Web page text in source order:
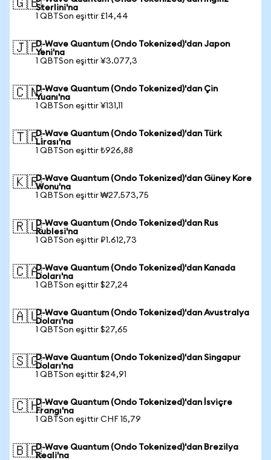
🇬🇧Sterlini'na
1 QBTSon eşittir £14,44
🇯🇵D-Wave Quantum (Ondo Tokenized)'dan Japon
Yeni'na
1 QBTSon eşittir ¥3.077,3
🇨🇳D-Wave Quantum (Ondo Tokenized)'dan Çin
Yuanı'na
1 QBTSon eşittir ¥131,11
🇹🇷D-Wave Quantum (Ondo Tokenized)'dan Türk
Lirası'na
1 QBTSon eşittir ₺926,88
🇰🇷D-Wave Quantum (Ondo Tokenized)'dan Güney Kore
Wonu'na
1 QBTSon eşittir ₩27.573,75
🇷🇺D-Wave Quantum (Ondo Tokenized)'dan Rus
Rublesi'na
1 QBTSon eşittir ₽1.612,73
🇨🇦D-Wave Quantum (Ondo Tokenized)'dan Kanada
Doları'na
1 QBTSon eşittir $27,24
🇦🇺D-Wave Quantum (Ondo Tokenized)'dan Avustralya
Doları'na
1 QBTSon eşittir $27,65
🇸🇬D-Wave Quantum (Ondo Tokenized)'dan Singapur
Doları'na
1 QBTSon eşittir $24,91
🇨🇭D-Wave Quantum (Ondo Tokenized)'dan İsviçre
Frangı'na
1 QBTSon eşittir CHF 15,79
🇧🇷D-Wave Quantum (Ondo Tokenized)'dan Brezilya
Reali'na